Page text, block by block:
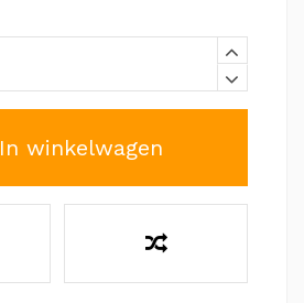
In winkelwagen